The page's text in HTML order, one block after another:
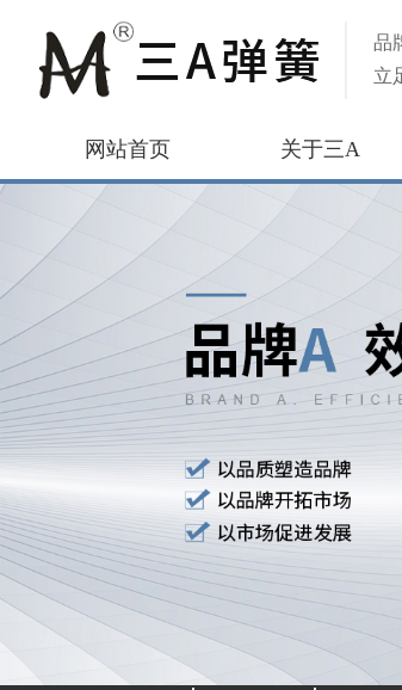
品
立
网站首页 关于三A